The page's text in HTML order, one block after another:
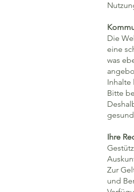
Die
eine
was
Inhalte
Bitte
Ihre
Zur
und